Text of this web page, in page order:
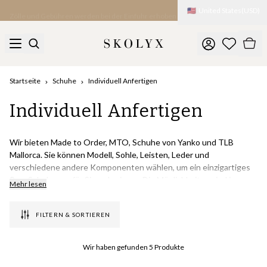
🇺🇸
Startseite Schuhe Individuell Anfertigen
Individuell Anfertigen
Wir bieten Made to Order, MTO, Schuhe von Yanko und TLB
Mallorca. Sie können Modell, Sohle, Leisten, Leder und
verschiedene andere Komponenten wählen, um ein einzigartiges
Paar Schuhe nur für Sie zu kreieren. Die Möglichkeiten sind im
weißem Krustenleder herstellen und unser Patina-Maler ein
Mehr lesen
FILTERN & SORTIEREN
Wir haben gefunden 5 Produkte